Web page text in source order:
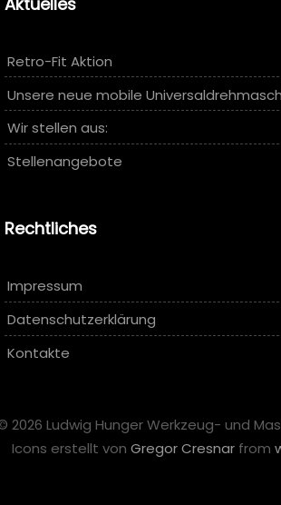
Retro-Fit Aktion
Unsere neue mobile
Wir stellen aus:
Stellenangebote
Rechtliches
Impressum
Datenschutzerklärung
Kontakte
2026 Ludwig Hunger Werkzeug- und
Icons erstellt von Gregor Cresnarfrom